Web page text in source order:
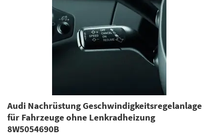
Audi Nachrüstung Geschwindigkeitsregelanlage
für Fahrzeuge ohne Lenkradheizung
8W5054690B